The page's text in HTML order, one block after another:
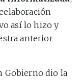
así lo hizo y
anterior
Gobierno dio la